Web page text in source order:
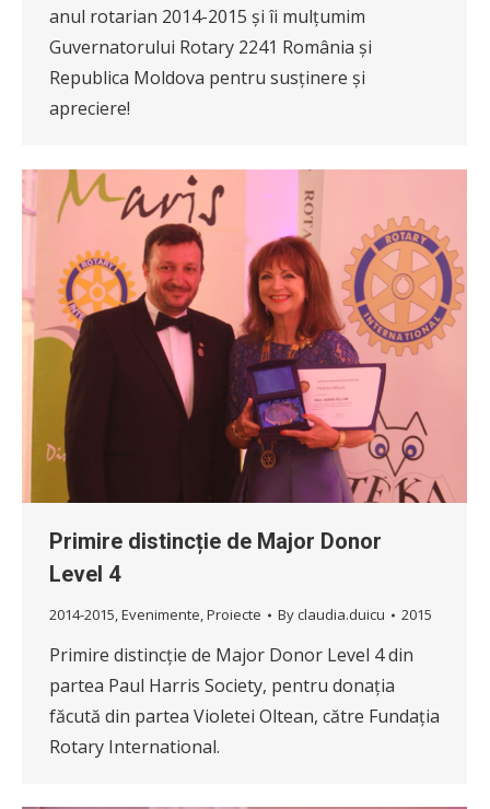
anul rotarian 2014-2015 și îi mulțumim
Guvernatorului Rotary 2241 România și
Republica Moldova pentru susținere și
apreciere!
Primire distincție de Major Donor
Level 4
2014-2015,Evenimente,Proiecte By claudia.duicu 2015
Primire distincție de Major Donor Level 4 din
partea Paul Harris Society, pentru donația
făcută din partea Violetei Oltean, către Fundația
Rotary International.